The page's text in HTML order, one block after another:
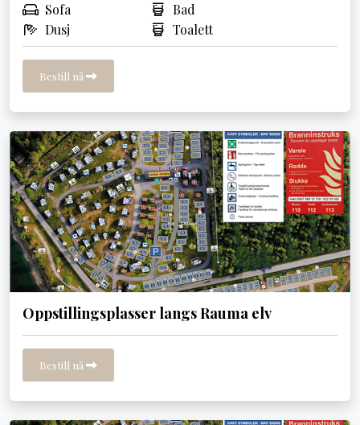
Sofa
Bad
Dusj
Toalett
Bestill nå
Oppstillingsplasser langs Rauma elv
Bestill nå